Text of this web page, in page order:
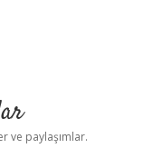
ve paylaşımlar.